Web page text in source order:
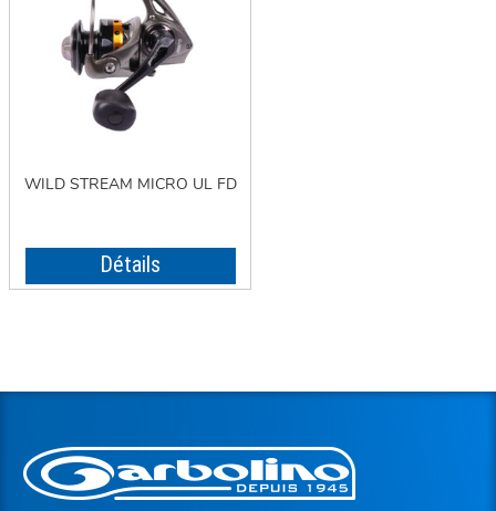
WILD STREAM MICRO UL FD
Détails